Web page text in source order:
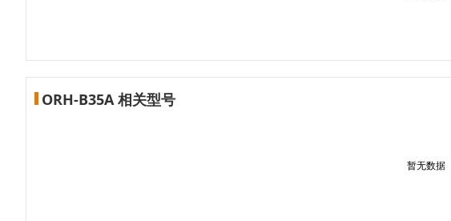
ORH-B35A 相关型号
暂无数据